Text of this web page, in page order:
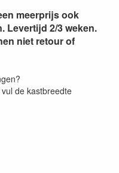
meerprijs ook
Levertijd 2/3 weken.
niet retour of
de kastbreedte